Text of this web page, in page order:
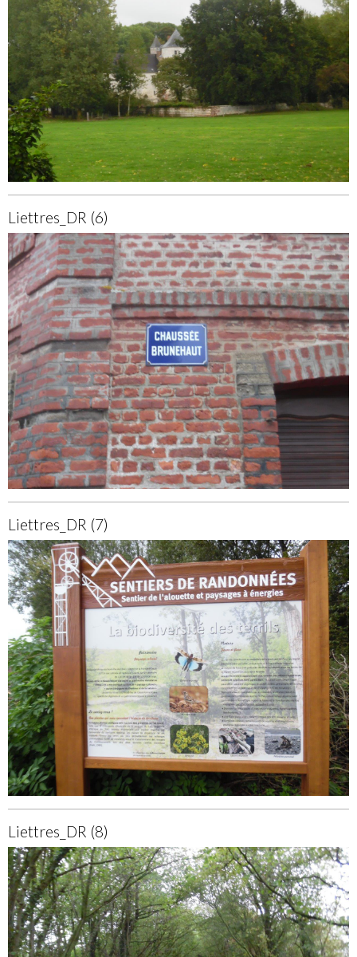
Liettres_DR (6)
Liettres_DR (7)
Liettres_DR (8)